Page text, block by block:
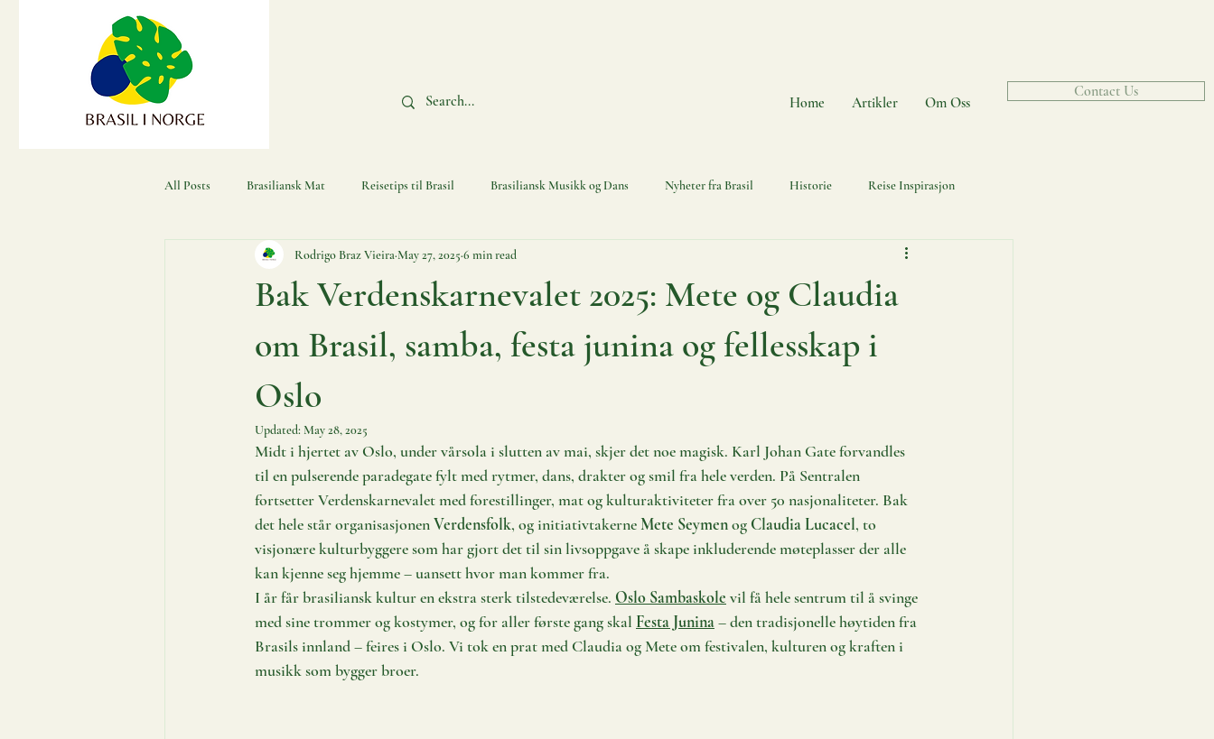
Home Artikler Om Oss
Contact Us
All Posts Brasiliansk Mat Reisetips til Brasil Brasiliansk Musikk og Dans Nyheter fra Brasil Historie Reise Inspirasjon
Arrangement Amazonas Intervjuene Kaffe Portugisisk Språket
Bak Verdenskarnevalet 2025: Mete og Claudia
om Brasil, samba, festa junina og fellesskap i
Oslo
Rodrigo Braz VieiraMay 27, 2025 6 min read
Updated: May 28, 2025
Midt i hjertet av Oslo, under vårsola i slutten av mai, skjer det noe magisk. Karl Johan Gate forvandles
til en pulserende paradegate fylt med rytmer, dans, drakter og smil fra hele verden. På Sentralen
fortsetter Verdenskarnevalet med forestillinger, mat og kulturaktiviteter fra over 50 nasjonaliteter. Bak
det hele står organisasjonen Verdensfolk, og initiativtakerne Mete Seymen og Claudia Lucacel, to
visjonære kulturbyggere som har gjort det til sin livsoppgave å skape inkluderende møteplasser der alle
kan kjenne seg hjemme – uansett hvor man kommer fra.
I år får brasiliansk kultur en ekstra sterk tilstedeværelse. Oslo Sambaskole vil få hele sentrum til å svinge
med sine trommer og kostymer, og for aller første gang skal Festa Junina – den tradisjonelle høytiden fra
Brasils innland – feires i Oslo. Vi tok en prat med Claudia og Mete om festivalen, kulturen og kraften i
musikk som bygger broer.